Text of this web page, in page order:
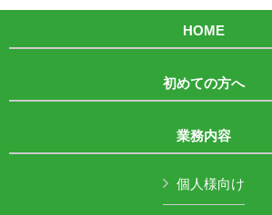
HOME
初めての方へ
業務内容
個人様向け